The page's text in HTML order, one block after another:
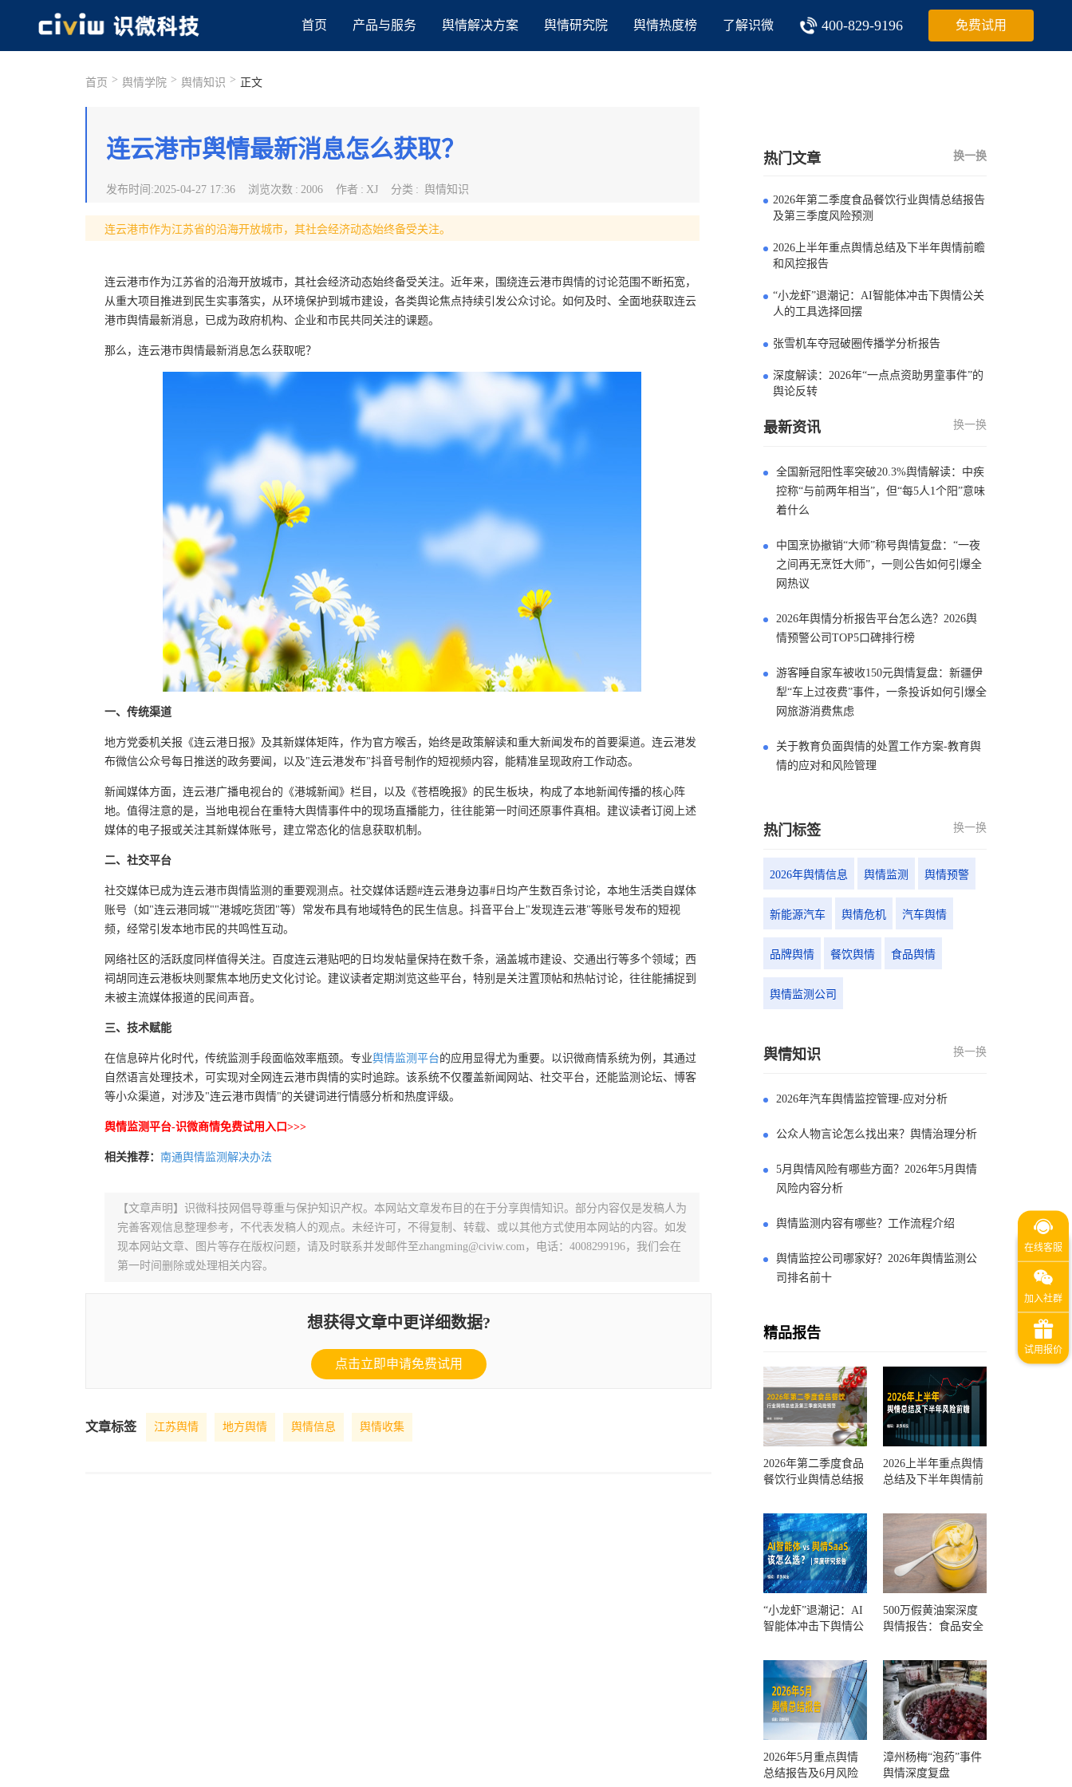
首页 产品与服务 舆情解决方案 舆情研究院 舆情热度榜 了解识微 400-829-9196 免费试用
首页 > 舆情学院 > 舆情知识 > 正文
连云港市舆情最新消息怎么获取？
发布时间 :2025-04-27 17:36 浏览次数 : 2006 作者 : XJ 分类 : 舆情知识
连云港市作为江苏省的沿海开放城市，其社会经济动态始终备受关注。
连云港市作为江苏省的沿海开放城市，其社会经济动态始终备受关注。近年来，围绕连云港市舆情的讨论范围不断拓宽，
从重大项目推进到民生实事落实，从环境保护到城市建设，各类舆论焦点持续引发公众讨论。如何及时、全面地获取连云
港市舆情最新消息，已成为政府机构、企业和市民共同关注的课题。
那么，连云港市舆情最新消息怎么获取呢？
一、传统渠道
地方党委机关报《连云港日报》及其新媒体矩阵，作为官方喉舌，始终是政策解读和重大新闻发布的首要渠道。连云港发
布微信公众号每日推送的政务要闻，以及"连云港发布"抖音号制作的短视频内容，能精准呈现政府工作动态。
新闻媒体方面，连云港广播电视台的《港城新闻》栏目，以及《苍梧晚报》的民生板块，构成了本地新闻传播的核心阵
地。值得注意的是，当地电视台在重特大舆情事件中的现场直播能力，往往能第一时间还原事件真相。建议读者订阅上述
媒体的电子报或关注其新媒体账号，建立常态化的信息获取机制。
二、社交平台
社交媒体已成为连云港市舆情监测的重要观测点。社交媒体话题#连云港身边事#日均产生数百条讨论，本地生活类自媒体
账号（如"连云港同城""港城吃货团"等）常发布具有地域特色的民生信息。抖音平台上"发现连云港"等账号发布的短视
频，经常引发本地市民的共鸣性互动。
网络社区的活跃度同样值得关注。百度连云港贴吧的日均发帖量保持在数千条，涵盖城市建设、交通出行等多个领域；西
祠胡同连云港板块则聚焦本地历史文化讨论。建议读者定期浏览这些平台，特别是关注置顶帖和热帖讨论，往往能捕捉到
未被主流媒体报道的民间声音。
三、技术赋能
在信息碎片化时代，传统监测手段面临效率瓶颈。专业舆情监测平台的应用显得尤为重要。以识微商情系统为例，其通过
自然语言处理技术，可实现对全网连云港市舆情的实时追踪。该系统不仅覆盖新闻网站、社交平台，还能监测论坛、博客
等小众渠道，对涉及"连云港市舆情"的关键词进行情感分析和热度评级。
舆情监测平台-识微商情免费试用入口>>>
相关推荐： 南通舆情监测解决办法
【文章声明】识微科技网倡导尊重与保护知识产权。本网站文章发布目的在于分享舆情知识。部分内容仅是发稿人为
完善客观信息整理参考，不代表发稿人的观点。未经许可，不得复制、转载、或以其他方式使用本网站的内容。如发
现本网站文章、图片等存在版权问题，请及时联系并发邮件至zhangming@civiw.com，电话：4008299196，我们会在
第一时间删除或处理相关内容。
想获得文章中更详细数据?
点击立即申请免费试用
文章标签 江苏舆情 地方舆情 舆情信息 舆情收集
热门文章 换一换
2026年第二季度食品餐饮行业舆情总结报告
及第三季度风险预测
2026上半年重点舆情总结及下半年舆情前瞻
和风控报告
“小龙虾”退潮记：AI智能体冲击下舆情公关
人的工具选择回摆
张雪机车夺冠破圈传播学分析报告
深度解读：2026年“一点点资助男童事件”的
舆论反转
最新资讯 换一换
全国新冠阳性率突破20.3%舆情解读：中疾
控称“与前两年相当”，但“每5人1个阳”意味
着什么
中国烹协撤销“大师”称号舆情复盘：“一夜
之间再无烹饪大师”，一则公告如何引爆全
网热议
2026年舆情分析报告平台怎么选？2026舆
情预警公司TOP5口碑排行榜
游客睡自家车被收150元舆情复盘：新疆伊
犁“车上过夜费”事件，一条投诉如何引爆全
网旅游消费焦虑
关于教育负面舆情的处置工作方案-教育舆
情的应对和风险管理
热门标签 换一换
2026年舆情信息 舆情监测 舆情预警
新能源汽车 舆情危机 汽车舆情
品牌舆情 餐饮舆情 食品舆情
舆情监测公司
舆情知识 换一换
2026年汽车舆情监控管理-应对分析
公众人物言论怎么找出来？舆情治理分析
5月舆情风险有哪些方面？2026年5月舆情
风险内容分析
舆情监测内容有哪些？工作流程介绍
舆情监控公司哪家好？2026年舆情监测公
司排名前十
精品报告
2026年第二季度食品
餐饮行业舆情总结报
测
2026上半年重点舆情
总结及下半年舆情前
“小龙虾”退潮记：AI
智能体冲击下舆情公
500万假黄油案深度
舆情报告：食品安全
一环？
2026年5月重点舆情
总结报告及6月风险
漳州杨梅“泡药”事件
舆情深度复盘